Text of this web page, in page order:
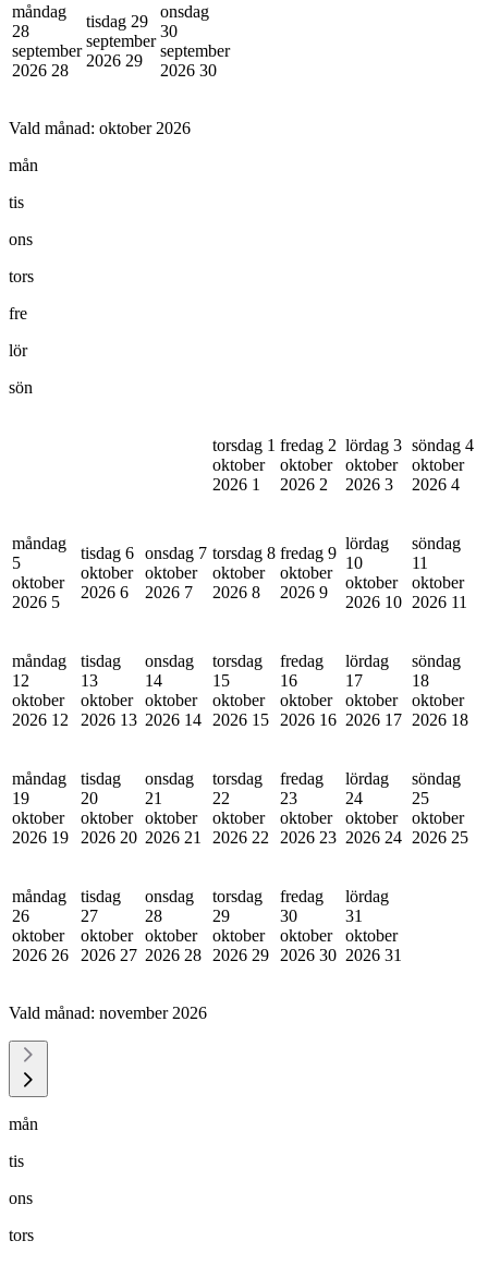
måndag
28
september
2026 28
tisdag 29
september
2026 29
onsdag
30
september
2026 30
Vald månad: oktober 2026
mån
tis
ons
tors
fre
lör
sön
torsdag 1
oktober
2026 1
fredag 2
oktober
2026 2
lördag 3
oktober
2026 3
söndag 4
oktober
2026 4
måndag
5
oktober
2026 5
tisdag 6
oktober
2026 6
onsdag 7
oktober
2026 7
torsdag 8
oktober
2026 8
fredag 9
oktober
2026 9
lördag
10
oktober
2026 10
söndag
11
oktober
2026 11
måndag
12
oktober
2026 12
tisdag
13
oktober
2026 13
onsdag
14
oktober
2026 14
torsdag
15
oktober
2026 15
fredag
16
oktober
2026 16
lördag
17
oktober
2026 17
söndag
18
oktober
2026 18
måndag
19
oktober
2026 19
tisdag
20
oktober
2026 20
onsdag
21
oktober
2026 21
torsdag
22
oktober
2026 22
fredag
23
oktober
2026 23
lördag
24
oktober
2026 24
söndag
25
oktober
2026 25
måndag
26
oktober
2026 26
tisdag
27
oktober
2026 27
onsdag
28
oktober
2026 28
torsdag
29
oktober
2026 29
fredag
30
oktober
2026 30
lördag
31
oktober
2026 31
Vald månad: november 2026
mån
tis
ons
tors